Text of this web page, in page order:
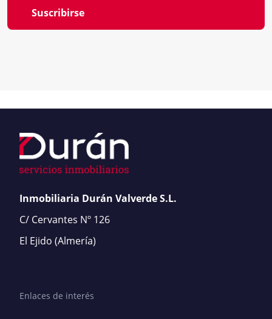
Suscribirse
Inmobiliaria Durán Valverde S.L.
C/ Cervantes Nº 126
El Ejido (Almería)
Enlaces de interés